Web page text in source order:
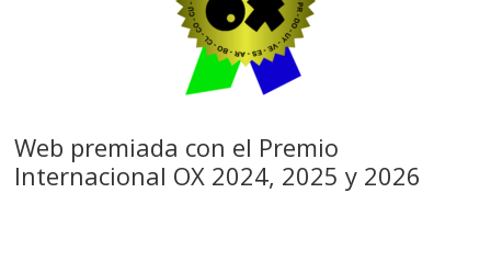
Web premiada con el Premio
Internacional OX 2024, 2025 y 2026